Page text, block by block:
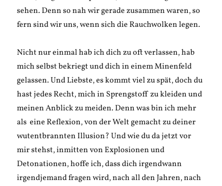
sehen. Denn so nah wir gerade zusammen waren, so
fern sind wir uns, wenn sich die Rauchwolken legen.
Nicht nur einmal hab ich dich zu oft verlassen, hab
mich selbst bekriegt und dich in einem Minenfeld
gelassen. Und Liebste, es kommt viel zu spät, doch du
hast jedes Recht, mich in Sprengstoff zu kleiden und
meinen Anblick zu meiden. Denn was bin ich mehr
als eine Reflexion, von der Welt gemacht zu deiner
wutentbrannten Illusion? Und wie du da jetzt vor
mir stehst, inmitten von Explosionen und
Detonationen, hoffe ich, dass dich irgendwann
irgendjemand fragen wird, nach all den Jahren, nach